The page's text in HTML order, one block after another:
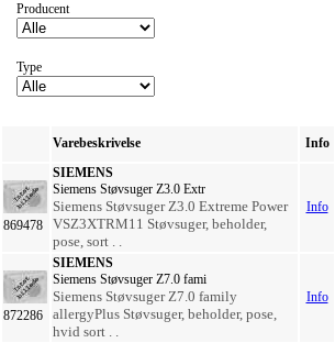
Producent
Type
Varebeskrivelse Info
869478
SIEMENS
Siemens Støvsuger Z3.0 Extr
Siemens Støvsuger Z3.0 Extreme Power
VSZ3XTRM11 Støvsuger, beholder,
pose, sort . .
Info
872286
SIEMENS
Siemens Støvsuger Z7.0 fami
Siemens Støvsuger Z7.0 family
allergyPlus Støvsuger, beholder, pose,
hvid sort . .
Info